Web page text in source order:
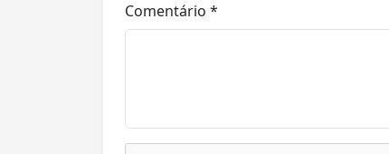
Comentário *